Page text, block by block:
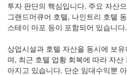
투자 판단의 핵심입니다. 주요 자산
그랜드머큐어 호텔, 나인트리 호텔
스테이 마포 등이 포함되어 있습니다.
상업시설과 호텔 자산을 동시에 보유
며, 최근 호텔 업황 회복에 따라 자산
아지고 있습니다. 단순 임대수익뿐